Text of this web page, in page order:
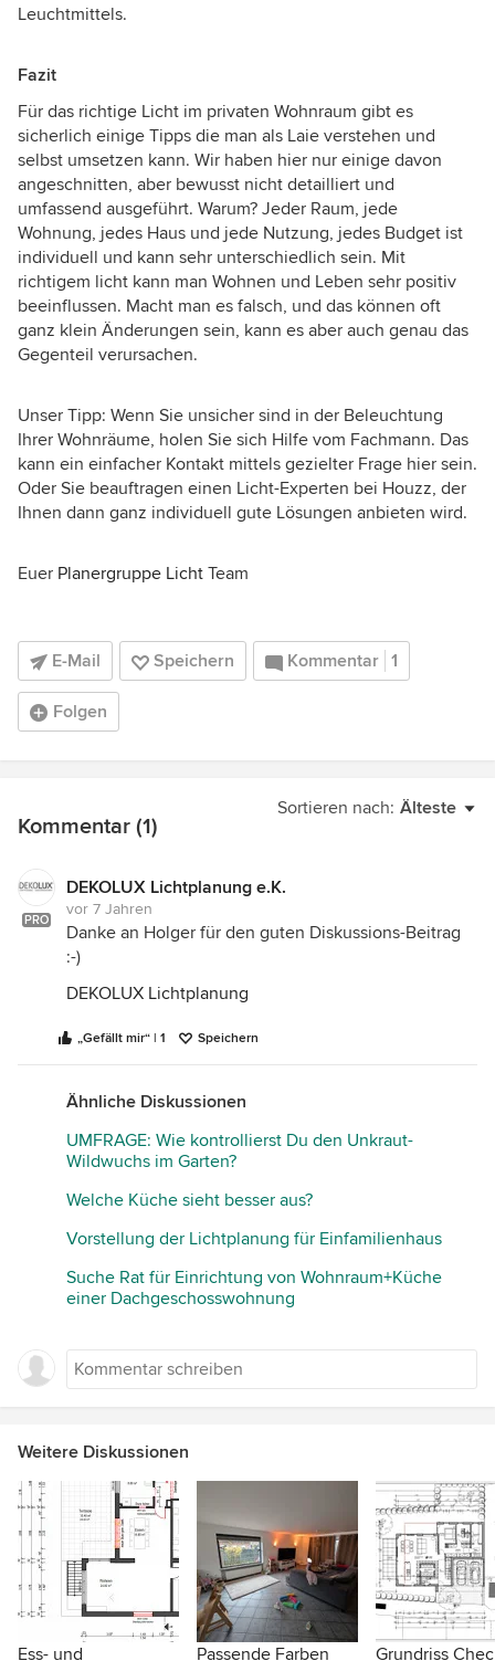
Leuchtmittels.
Fazit
Für das richtige Licht im privaten Wohnraum gibt es
sicherlich einige Tipps die man als Laie verstehen und
selbst umsetzen kann. Wir haben hier nur einige davon
angeschnitten, aber bewusst nicht detailliert und
umfassend ausgeführt. Warum? Jeder Raum, jede
Wohnung, jedes Haus und jede Nutzung, jedes Budget ist
individuell und kann sehr unterschiedlich sein. Mit
richtigem licht kann man Wohnen und Leben sehr positiv
beeinflussen. Macht man es falsch, und das können oft
ganz klein Änderungen sein, kann es aber auch genau das
Gegenteil verursachen.
Unser Tipp: Wenn Sie unsicher sind in der Beleuchtung
Ihrer Wohnräume, holen Sie sich Hilfe vom Fachmann. Das
kann ein einfacher Kontakt mittels gezielter Frage hier sein.
Oder Sie beauftragen einen Licht-Experten bei Houzz, der
Ihnen dann ganz individuell gute Lösungen anbieten wird.
Euer Planergruppe Licht Team
E-Mail Speichern Kommentar 1
Folgen
Sortieren nach: Älteste
Kommentar (1)
PRO
DEKOLUX Lichtplanung e.K.
vor 7 Jahren
Danke an Holger für den guten Diskussions-Beitrag
:-)
DEKOLUX Lichtplanung
„Gefällt mir“ | 1 Speichern
Ähnliche Diskussionen
UMFRAGE: Wie kontrollierst Du den Unkraut-
Wildwuchs im Garten?
Welche Küche sieht besser aus?
Vorstellung der Lichtplanung für Einfamilienhaus
Suche Rat für Einrichtung von Wohnraum+Küche
einer Dachgeschosswohnung
Weitere Diskussionen
Ess- und Passende Farben Grundriss